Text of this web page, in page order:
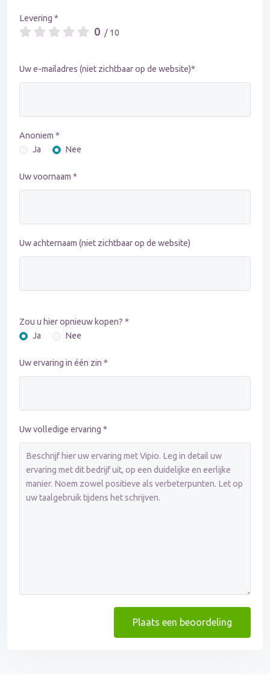
Levering *
0 / 10
Uw e-mailadres (niet zichtbaar op de website)*
Anoniem *
Ja
Nee
Uw voornaam *
Uw achternaam (niet zichtbaar op de website)
Zou u hier opnieuw kopen? *
Ja
Nee
Uw ervaring in één zin *
Uw volledige ervaring *
Plaats een beoordeling